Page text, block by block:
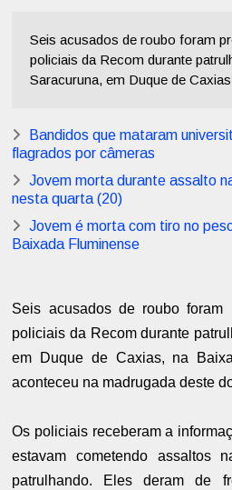
Seis acusados de roubo foram
policiais da Recom durante
Saracuruna, em Duque de
Bandidos que mataram
flagrados por câmeras
Jovem morta durante assalto
nesta quarta (20)
Jovem é morta com tiro no
Baixada Fluminense
Seis acusados de roubo foram
policiais da Recom durante
em Duque de Caxias, na
aconteceu na madrugada deste
Os policiais receberam a
estavam cometendo assaltos
patrulhando. Eles deram de